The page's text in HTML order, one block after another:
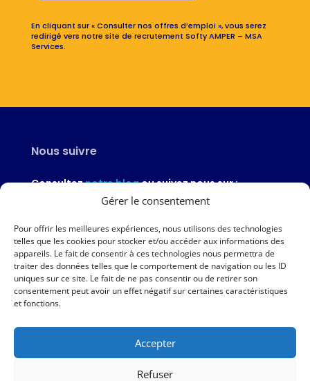
Gérer le consentement
Pour offrir les meilleures expériences, nous utilisons des technologies
telles que les cookies pour stocker et/ou accéder aux informations des
appareils. Le fait de consentir à ces technologies nous permettra de
traiter des données telles que le comportement de navigation ou les ID
uniques sur ce site. Le fait de ne pas consentir ou de retirer son
consentement peut avoir un effet négatif sur certaines caractéristiques
et fonctions.
Accepter
Refuser
En cliquant sur « Consulter nos offres d’emploi », vous serez
redirigé vers notre site de recrutement Softy AMPER – MSA
Services.
Nous suivre
Consulteznotre blogou suivez nous sur :
Nous contacter
02 97 46 51 97
Nous écrire